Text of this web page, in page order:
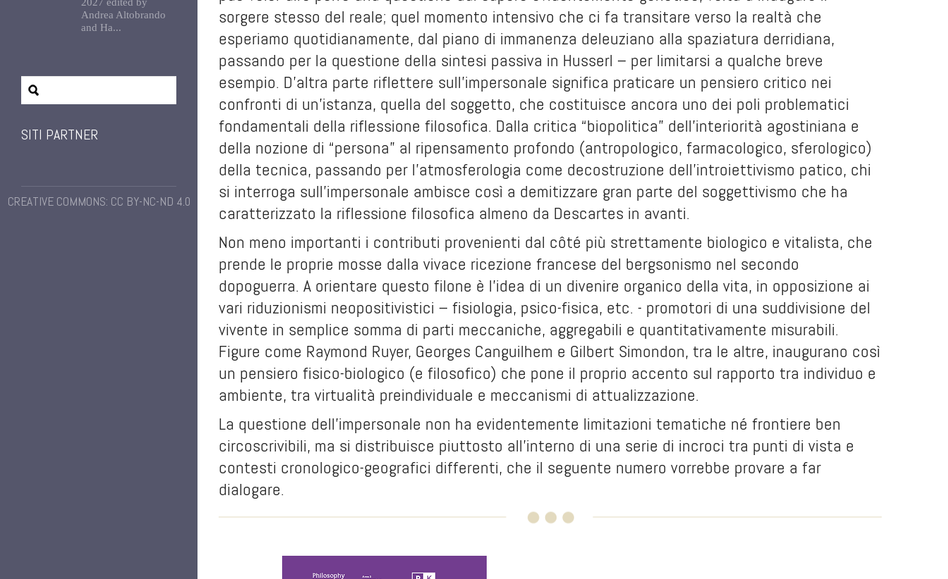
Andrea Altobrando
and Ha...
SITI PARTNER
CREATIVE COMMONS: CC BY-NC-ND 4.0
sorgere stesso del reale; quel momento intensivo che ci fa transitare verso la realtà che
esperiamo quotidianamente, dal piano di immanenza deleuziano alla spaziatura derridiana,
passando per la questione della sintesi passiva in Husserl – per limitarsi a qualche breve
esempio. D’altra parte riflettere sull’impersonale significa praticare un pensiero critico nei
confronti di un’istanza, quella del soggetto, che costituisce ancora uno dei poli problematici
fondamentali della riflessione filosofica. Dalla critica “biopolitica” dell’interiorità agostiniana e
della nozione di “persona” al ripensamento profondo (antropologico, farmacologico, sferologico)
della tecnica, passando per l’atmosferologia come decostruzione dell’introiettivismo patico, chi
si interroga sull’impersonale ambisce così a demitizzare gran parte del soggettivismo che ha
caratterizzato la riflessione filosofica almeno da Descartes in avanti.
Non meno importanti i contributi provenienti dal côté più strettamente biologico e vitalista, che
prende le proprie mosse dalla vivace ricezione francese del bergsonismo nel secondo
dopoguerra. A orientare questo filone è l’idea di un divenire organico della vita, in opposizione ai
vari riduzionismi neopositivistici – fisiologia, psico-fisica, etc. - promotori di una suddivisione del
vivente in semplice somma di parti meccaniche, aggregabili e quantitativamente misurabili.
Figure come Raymond Ruyer, Georges Canguilhem e Gilbert Simondon, tra le altre, inaugurano così
un pensiero fisico-biologico (e filosofico) che pone il proprio accento sul rapporto tra individuo e
ambiente, tra virtualità preindividuale e meccanismi di attualizzazione.
La questione dell’impersonale non ha evidentemente limitazioni tematiche né frontiere ben
circoscrivibili, ma si distribuisce piuttosto all’interno di una serie di incroci tra punti di vista e
contesti cronologico-geografici differenti, che il seguente numero vorrebbe provare a far
dialogare.